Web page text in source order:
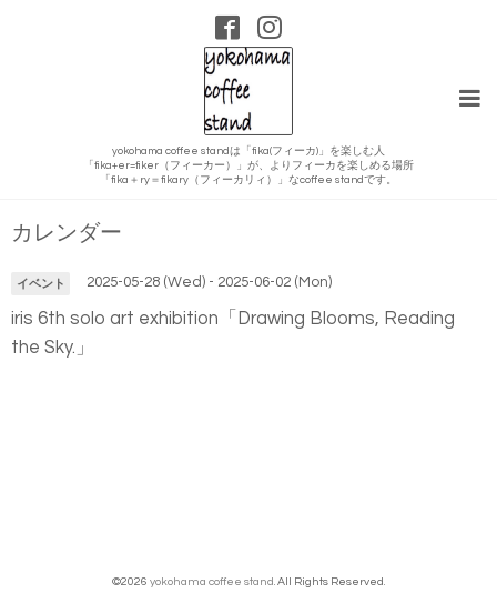
yokohama coffee standは「fika(フィーカ)」を楽しむ人
「fika+er=fiker（フィーカー）」が、よりフィーカを楽しめる場所
「fika＋ry＝fikary（フィーカリィ）」なcoffee standです。
カレンダー
イベント 2025-05-28 (Wed) - 2025-06-02 (Mon)
iris 6th solo art exhibition「Drawing Blooms, Reading
the Sky.」
©2026 yokohama coffee stand. All Rights Reserved.